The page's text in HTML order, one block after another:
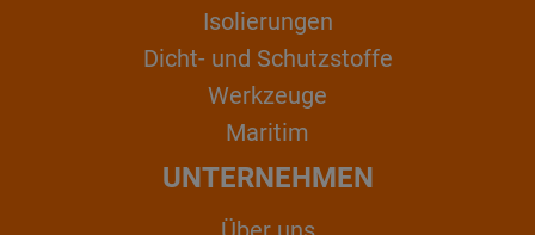
Isolierungen
Dicht- und Schutzstoffe
Werkzeuge
Maritim
UNTERNEHMEN